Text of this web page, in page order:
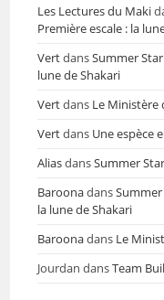
Les Lectures du Maki
Première escale : la
VertdansSummer
lune de Shakari
Vertdans Le Ministère
Vertdans Une espèce
AliasdansSummer
BaroonadansSummer
la lune de Shakari
Baroonadans Le
Jourdan dansTeam